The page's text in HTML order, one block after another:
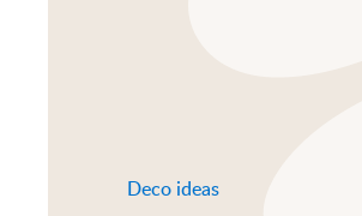
Deco ideas